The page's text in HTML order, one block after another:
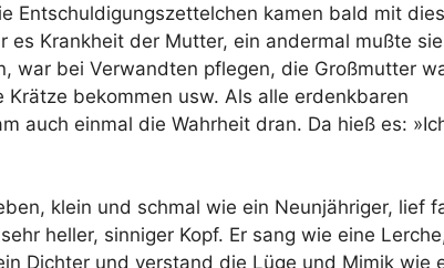
Entschuldigungszettelchen kamen bald mit
es Krankheit der Mutter, ein andermal mußte
war bei Verwandten pflegen, die Großmutter
bekommen usw. Als alle erdenkbaren
auch einmal die Wahrheit dran. Da hieß es:
klein und schmal wie ein Neunjähriger, lief
heller, sinniger Kopf. Er sang wie eine
Dichter und verstand die Lüge und Mimik wie